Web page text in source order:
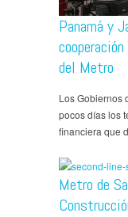
Panamá y
del Metro
Los Gobiernos
pocos días los
financiera que
Metro de